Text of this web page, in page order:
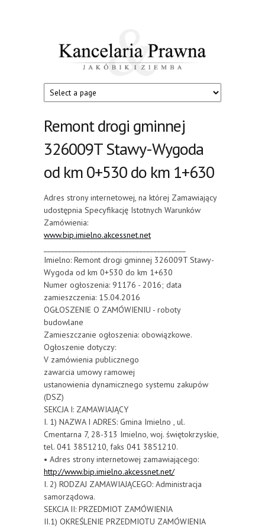
Kancelaria
Prawna
Remont drogi gminnej
326009T Stawy-Wygoda
od km 0+530 do km 1+630
Adres strony internetowej, na której Zamawiający
udostępnia Specyfikację Istotnych Warunków
Zamówienia:
www.bip.imielno.akcessnet.net
Imielno: Remont drogi gminnej 326009T Stawy-
Wygoda od km 0+530 do km 1+630
Numer ogłoszenia: 91176 - 2016; data
zamieszczenia: 15.04.2016
OGŁOSZENIE O ZAMÓWIENIU - roboty
budowlane
Zamieszczanie ogłoszenia: obowiązkowe.
Ogłoszenie dotyczy:
V zamówienia publicznego
zawarcia umowy ramowej
ustanowienia dynamicznego systemu zakupów
(DSZ)
SEKCJA I: ZAMAWIAJĄCY
I. 1) NAZWA I ADRES: Gmina Imielno , ul.
Cmentarna 7, 28-313 Imielno, woj. świętokrzyskie,
tel. 041 3851210, faks 041 3851210.
• Adres strony internetowej zamawiającego:
http://www.bip.imielno.akcessnet.net/
I. 2) RODZAJ ZAMAWIAJĄCEGO: Administracja
samorządowa.
SEKCJA II: PRZEDMIOT ZAMÓWIENIA
II.1) OKREŚLENIE PRZEDMIOTU ZAMÓWIENIA